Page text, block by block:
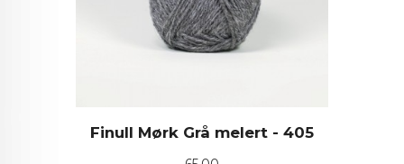
Finull Mørk Grå melert - 405